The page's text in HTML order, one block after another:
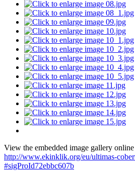
View the embedded image gallery online
http://www.ekinklik.org/eu/ultimas-
#sigProId72ebbc607b